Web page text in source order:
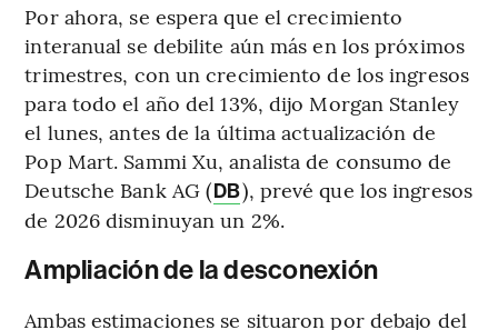
Por ahora, se espera que el crecimiento
interanual se debilite aún más en los próximos
trimestres, con un crecimiento de los ingresos
para todo el año del 13%, dijo Morgan Stanley
el lunes, antes de la última actualización de
Pop Mart. Sammi Xu, analista de consumo de
Deutsche Bank AG (DB), prevé que los ingresos
de 2026 disminuyan un 2%.
Ampliación de la desconexión
Ambas estimaciones se situaron por debajo del